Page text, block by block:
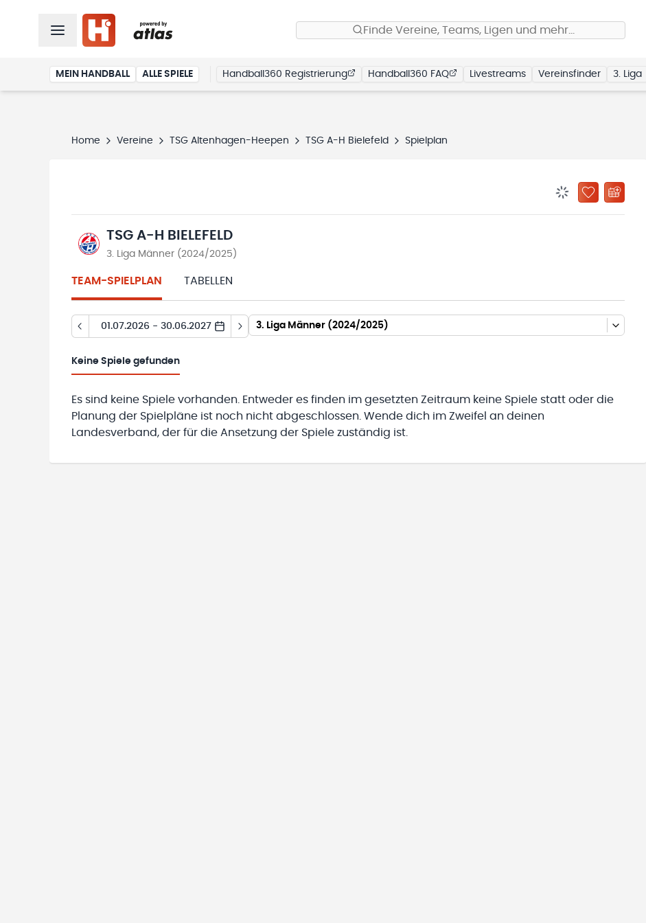
Finde Vereine, Teams, Ligen und mehr…
MEIN HANDBALL ALLE SPIELE Handball360 Registrierung Handball360 FAQ Livestreams Vereinsfinder 3. Liga
Home Vereine TSG Altenhagen-Heepen TSG A-H Bielefeld Spielplan
ZU „MEINE
TSG A-H BIELEFELD
3. Liga Männer (2024/2025)
TEAM-SPIELPLAN TABELLEN
01.07.2026 - 30.06.2027 3. Liga Männer (2024/2025)
Keine Spiele gefunden
Es sind keine Spiele vorhanden. Entweder es finden im gesetzten Zeitraum keine Spiele statt oder die
Planung der Spielpläne ist noch nicht abgeschlossen. Wende dich im Zweifel an deinen
Landesverband, der für die Ansetzung der Spiele zuständig ist.